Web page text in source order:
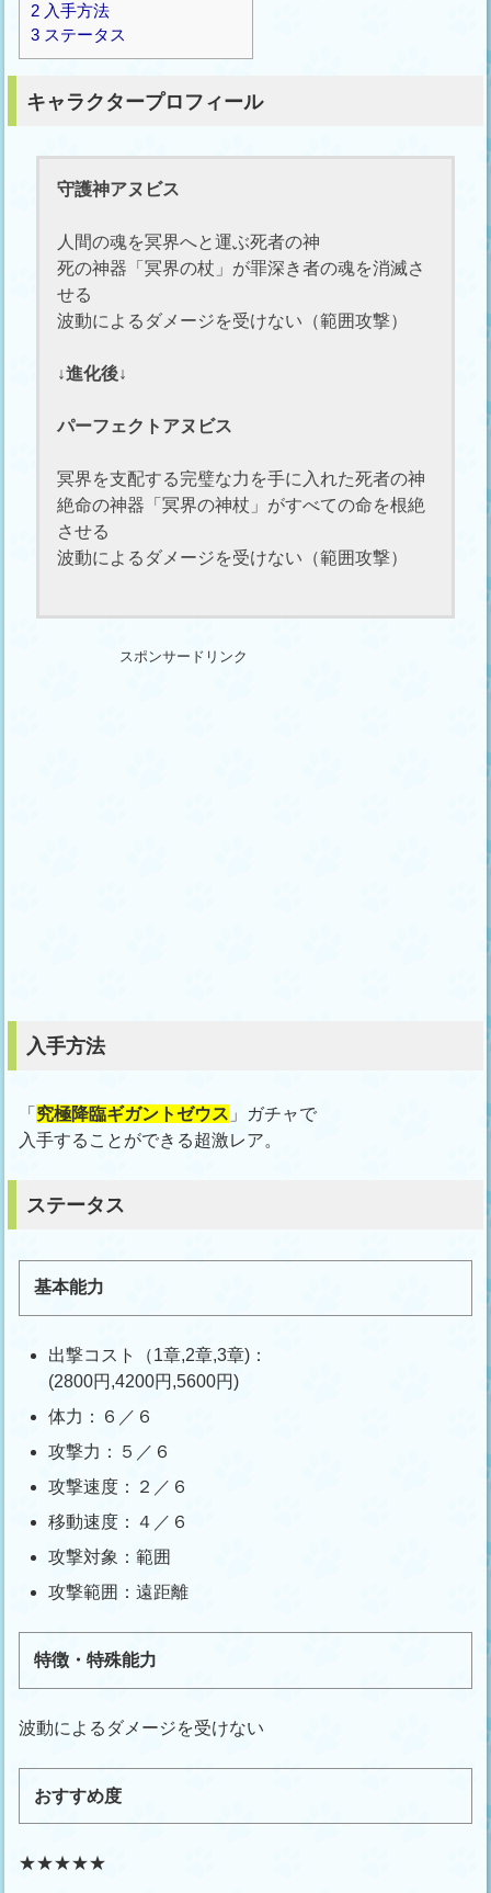
2 入手方法
3 ステータス
キャラクタープロフィール
守護神アヌビス
人間の魂を冥界へと運ぶ死者の神
死の神器「冥界の杖」が罪深き者の魂を消滅さ
せる
波動によるダメージを受けない（範囲攻撃）
↓進化後↓
パーフェクトアヌビス
冥界を支配する完璧な力を手に入れた死者の神
絶命の神器「冥界の神杖」がすべての命を根絶
させる
波動によるダメージを受けない（範囲攻撃）
スポンサードリンク
入手方法
「 究極降臨ギガントゼウス 」ガチャで
入手することができる超激レア。
ステータス
基本能力
出撃コスト（1章,2章,3章)：
(2800円,4200円,5600円)
体力：６／６
攻撃力：５／６
攻撃速度：２／６
移動速度：４／６
攻撃対象：範囲
攻撃範囲：遠距離
特徴・特殊能力
波動によるダメージを受けない
おすすめ度
★★★★★